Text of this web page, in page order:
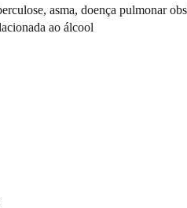
asma, doença pulmonar
ao álcool